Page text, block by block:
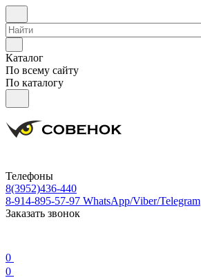
Каталог
По всему сайту
По каталогу
Телефоны
8(3952)436-440
8-914-895-57-97 WhatsApp/Viber/Telegram
Заказать звонок
0
0